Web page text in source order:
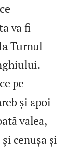
va fi
Turnul
pe
și apoi
valea,
cenușa și